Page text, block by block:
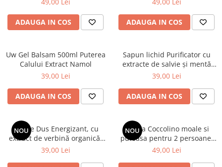
ADAUGA IN COS ADAUGA IN COS
Uw Gel Balsam 500ml Puterea
Calului Extract Namol
39,00 Lei
ADAUGA IN COS
Sapun lichid Purificator cu
extracte de salvie și mentă
organice, 1000 ml
39,00 Lei
ADAUGA IN COS
NOU
Gel de Dus Energizant, cu
extract de verbină organică,
1000 ml
39,00 Lei
NOU
Patura Coccolino moale si
pufoasa pentru 2 persoane,
200X230 cm, Maro deschis
49,00 Lei